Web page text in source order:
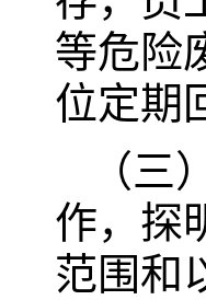
等危险
位定期
（
作，探
范围和